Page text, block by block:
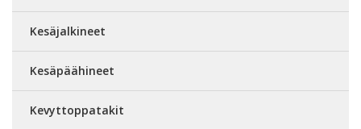
Kesäjalkineet
Kesäpäähineet
Kevyttoppatakit